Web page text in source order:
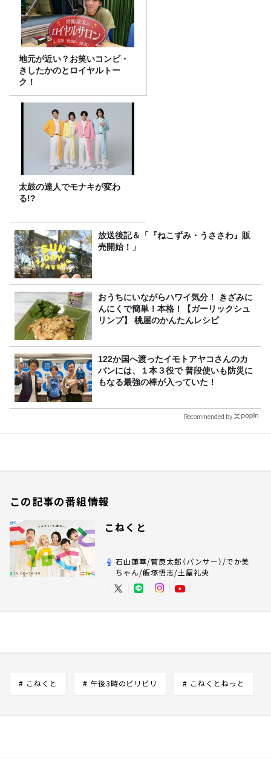
地元が近い？お笑いコンビ・
きしたかのとロイヤルトー
ク！
太鼓の達人でモナキが変わ
る!?
放送後記＆「『ねこずみ・うささわ』販
売開始！」
おうちにいながらハワイ気分！ きざみに
んにくで簡単！本格！【ガーリックシュ
リンプ】 桃屋のかんたんレシピ
122か国へ渡ったイモトアヤコさんのカ
バンには、１本３役で 普段使いも防災に
もなる最強の棒が入っていた！
Recommended by
この記事の番組情報
こねくと
石山蓮華/菅良太郎（パンサー）/でか美
ちゃん/飯塚悟志/土屋礼央
# こねくと # 午後3時のビリビリ # こねくとねっと